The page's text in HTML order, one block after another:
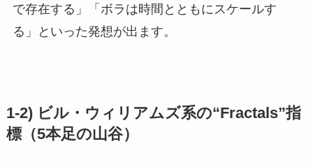
で存在する」「ボラは時間とともにスケールす
る」といった発想が出ます。
1-2) ビル・ウィリアムズ系の“Fractals”指
標（5本足の山谷）